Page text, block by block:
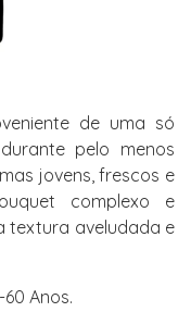
de uma só
pelo menos
jovens, frescos e
complexo e
textura aveludada e
Anos.